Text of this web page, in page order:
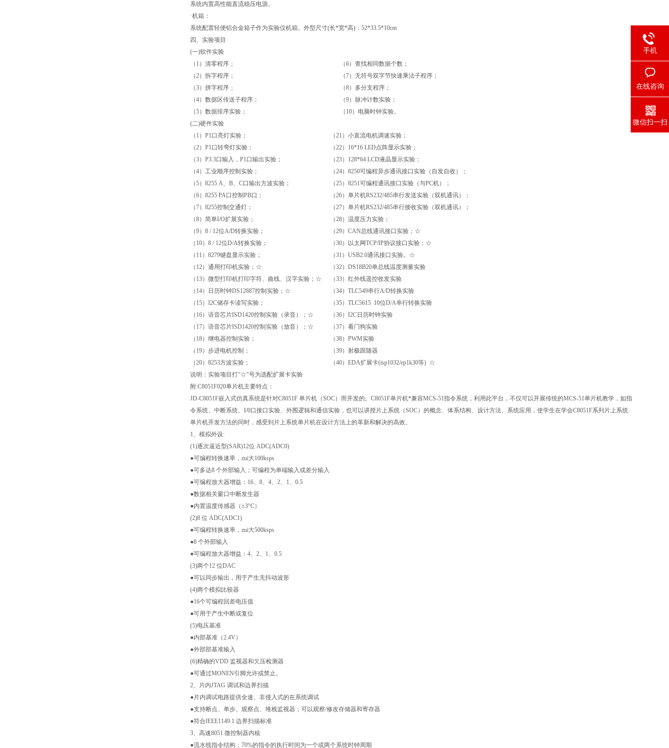
系统内置高性能直流稳压电源。
·机箱：
系统配置轻便铝合金箱子作为实验仪机箱。外型尺寸(长*宽*高)：52*33.5*10cm
四、实验项目
(一)软件实验
（1）清零程序；
（2）拆字程序；
（3）拼字程序；
（4）数据区传送子程序；
（5）数据排序实验；
（6）查找相同数据个数；
（7）无符号双字节快速乘法子程序；
（8）多分支程序；
（9）脉冲计数实验；
（10）电脑时钟实验。
(二)硬件实验
（1）P1口亮灯实验；
（2）P1口转弯灯实验；
（3）P3.3口输入，P1口输出实验；
（4）工业顺序控制实验；
（5）8255 A、B、C口输出方波实验；
（6）8255 PA口控制PB口；
（7）8255控制交通灯；
（8）简单I/O扩展实验；
（9）8 / 12位A/D转换实验；
（10）8 / 12位D/A转换实验；
（11）8279键盘显示实验；
（12）通用打印机实验；☆
（13）微型打印机打印字符、曲线、汉字实验；☆
（14）日历时钟DS12887控制实验；☆
（15）I2C储存卡读写实验；
（16）语音芯片ISD1420控制实验（录音）；☆
（17）语音芯片ISD1420控制实验（放音）；☆
（18）继电器控制实验；
（19）步进电机控制；
（20）8253方波实验；
（21）小直流电机调速实验；
（22）16*16 LED点阵显示实验；
（23）128*64 LCD液晶显示实验；
（24）8250可编程异步通讯接口实验（自发自收）；
（25）8251可编程通讯接口实验（与PC机）；
（26）单片机RS232/485串行发送实验（双机通讯）；
（27）单片机RS232/485串行接收实验（双机通讯）；
（28）温度压力实验；
（29）CAN总线通讯接口实验；☆
（30）以太网TCP/IP协议接口实验；☆
（31）USB2.0通讯接口实验。☆
（32）DS18B20单总线温度测量实验
（33）红外线遥控收发实验
（34）TLC549串行A/D转换实验
（35）TLC5615 10位D/A串行转换实验
（36）I2C日历时钟实验
（37）看门狗实验
（38）PWM实验
（39）射极跟随器
（40）EDA扩展卡(isp1032/ep1k30等) ☆
说明：实验项目打“☆"号为选配扩展卡实验
附:C8051F020单片机主要特点：
JD-C8051F嵌入式仿真系统是针对C8051F 单片机（SOC）而开发的。C8051F单片机*兼容MCS-51指令系统，利用此平台，不仅可以开展传统的MCS-51单片机教学，如指
令系统、中断系统、I/0口接口实验、外围逻辑和通信实验，也可以讲授片上系统（SOC）的概念、体系结构、设计方法、系统应用，使学生在学会C8051F系列片上系统
单片机开发方法的同时，感受到片上系统单片机在设计方法上的革新和解决的高效。
1、模拟外设:
(1)逐次逼近型(SAR)12位 ADC(ADC0)
●可编程转换速率，zui大100ksps
●可多达8 个外部输入；可编程为单端输入或差分输入
●可编程放大器增益：16、8、4、2、1、0.5
●数据相关窗口中断发生器
●内置温度传感器（±3°C）
(2)8 位 ADC(ADC1)
●可编程转换速率，zui大500ksps
●8 个外部输入
●可编程放大器增益：4、2、1、0.5
(3)两个12 位DAC
●可以同步输出，用于产生无抖动波形
(4)两个模拟比较器
●16个可编程回差电压值
●可用于产生中断或复位
(5)电压基准
●内部基准（2.4V）
●外部部基准输入
(6)精确的VDD 监视器和欠压检测器
●可通过MONEN引脚允许或禁止。
2、片内JTAG 调试和边界扫描
●片内调试电路提供全速、非侵入式的在系统调试
●支持断点、单步、观察点、堆栈监视器；可以观察/修改存储器和寄存器
●符合IEEE1149.1 边界扫描标准
3、高速8051 微控制器内核
●流水线指令结构；70%的指令的执行时间为一个或两个系统时钟周期
手机
在线咨询
微信扫一扫